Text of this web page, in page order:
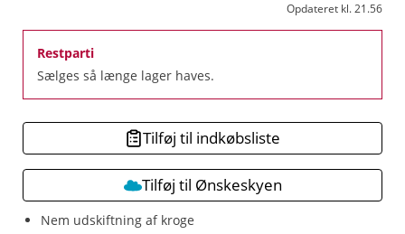
Nem udskiftning af kroge
Opdateret kl. 21.56
Restparti
Sælges så længe lager haves.
Tilføj til indkøbsliste
Tilføj til Ønskeskyen